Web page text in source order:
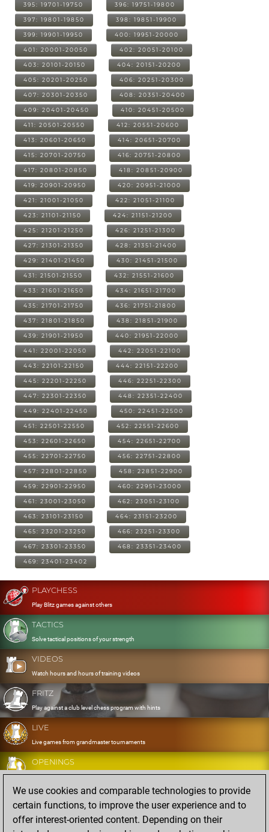
395: 19701-19750 396: 19751-19800
397: 19801-19850 398: 19851-19900
399: 19901-19950 400: 19951-20000
401: 20001-20050 402: 20051-20100
403: 20101-20150 404: 20151-20200
405: 20201-20250 406: 20251-20300
407: 20301-20350 408: 20351-20400
409: 20401-20450 410: 20451-20500
411: 20501-20550 412: 20551-20600
413: 20601-20650 414: 20651-20700
415: 20701-20750 416: 20751-20800
417: 20801-20850 418: 20851-20900
419: 20901-20950 420: 20951-21000
421: 21001-21050 422: 21051-21100
423: 21101-21150 424: 21151-21200
425: 21201-21250 426: 21251-21300
427: 21301-21350 428: 21351-21400
429: 21401-21450 430: 21451-21500
431: 21501-21550 432: 21551-21600
433: 21601-21650 434: 21651-21700
435: 21701-21750 436: 21751-21800
437: 21801-21850 438: 21851-21900
439: 21901-21950 440: 21951-22000
441: 22001-22050 442: 22051-22100
443: 22101-22150 444: 22151-22200
445: 22201-22250 446: 22251-22300
447: 22301-22350 448: 22351-22400
449: 22401-22450 450: 22451-22500
451: 22501-22550 452: 22551-22600
453: 22601-22650 454: 22651-22700
455: 22701-22750 456: 22751-22800
457: 22801-22850 458: 22851-22900
459: 22901-22950 460: 22951-23000
461: 23001-23050 462: 23051-23100
463: 23101-23150 464: 23151-23200
465: 23201-23250 466: 23251-23300
467: 23301-23350 468: 23351-23400
469: 23401-23402
PLAYCHESS
Play Blitz games against others
TACTICS
Solve tactical positions of your strength
VIDEOS
Watch hours and hours of training videos
FRITZ
Play against a club level chess program with hints
LIVE
Live games from grandmaster tournaments
OPENINGS
Develop and exercise your openings
DATABASE
Eight million strong games
We use cookies and comparable technologies to provide
certain functions, to improve the user experience and to
offer interest-oriented content. Depending on their